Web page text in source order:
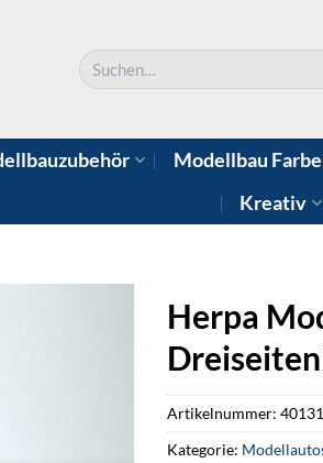
Suchen
nach:
Modellbau
Kreativ
Herpa
Artikelnummer:
Kategorie: